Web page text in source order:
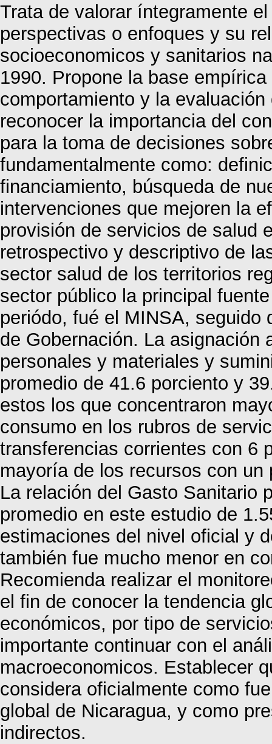
Trata de valorar íntegramente
perspectivas o enfoques y su
socioeconomicos y sanitarios
1990. Propone la base
comportamiento y la
reconocer la importancia del
para la toma de decisiones
fundamentalmente como:
financiamiento, búsqueda de
intervenciones que mejoren la
provisión de servicios de salud
retrospectivo y descriptivo de
sector salud de los territorios
sector público la principal
periódo, fué el MINSA, seguido
de Gobernación. La asignación
personales y materiales y
promedio de 41.6 porciento y
estos los que concentraron
consumo en los rubros de
transferencias corrientes con 6
mayoría de los recursos con
La relación del Gasto Sanitario
promedio en este estudio de
estimaciones del nivel oficial y
también fue mucho menor en
Recomienda realizar el
el fin de conocer la tendencia
económicos, por tipo de
importante continuar con el
macroeconomicos. Establecer
considera oficialmente como
global de Nicaragua, y como
indirectos.